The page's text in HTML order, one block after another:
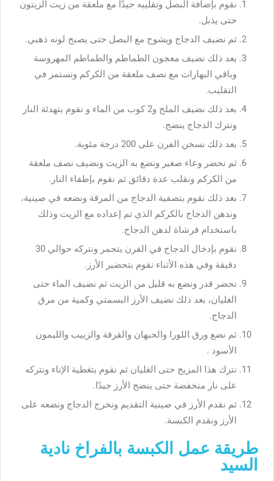
نقوم بإضافة البصل وتقليبه جيدًا مع ملعقة من زيت الزيتون
حتى يذبل.
ثم نضيف الدجاج ويشوح مع البصل حتى يصبح لونه ذهبي.
بعد ذلك نضيف معجون الطماطم والطماطم المهروسة
وباقي البهارات مع نصف ملعقة من الكركم ونستمر في
التقليب.
بعد ذلك نضيف الملح و2 كوب من الماء و نقوم بتهدئة النار
ونترك الدجاج ينضج.
بعد ذلك نسخن الفرن على 200 درجة مئوية.
ثم نحضر وعاء صغير ونضع به الزيت ونضيف نصف ملعقة
من الكركم ونقلب عدة دقائق ثم نقوم بإطفاء النار.
بعد ذلك نقوم بتصفية الدجاج من المرقة ونضعه في صينية،
وندهن الدجاج بالكركم الذي تم إعداده مع الزيت وذلك
باستخدام فرشاة لدهن الدجاج.
نقوم بإدخال الدجاج في الفرن يتحمر ونتركه حوالي 30
دقيقة وفي هذه الأثناء نقوم بتحضير الأرز.
نحضر قدر ونضع به قليل من الزيت ثم نضيف الماء حتى
الغليان، بعد ذلك نضيف الأرز البسمتي وكمية من مرق
الدجاج.
ثم نضع ورق اللورا والحبهان والقرفة والزبيب والليمون
الأسود .
نترك هذا المزيج حتى الغليان ثم نقوم بتغطية الإناء ونتركه
على نار منخفضة حتى ينضج الأرز جيدًا.
ثم نقدم الأرز في صينية التقديم ونخرج الدجاج ونضعه على
الأرز ونقدم الكبسة.
طريقة عمل الكبسة بالفراخ نادية
السيد